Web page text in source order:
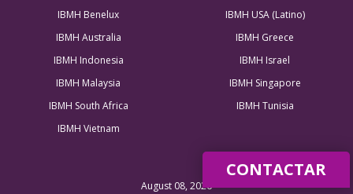
IBMH Benelux
IBMH USA (Latino)
IBMH Australia
IBMH Greece
IBMH Indonesia
IBMH Israel
IBMH Malaysia
IBMH Singapore
IBMH South Africa
IBMH Tunisia
IBMH Vietnam
August 08, 2026
CONTACTAR